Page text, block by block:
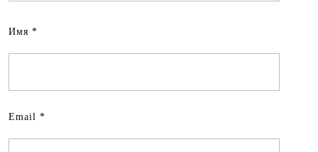
Имя *
Email *